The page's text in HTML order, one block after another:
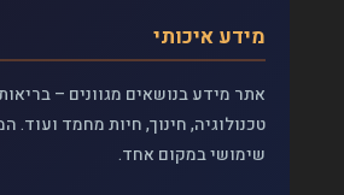
מידע איכותי
אתר מידע בנושאים מגוונים –
טכנולוגיה, חינוך, חיות מחמד ועוד.
שימושי במקום אחד.